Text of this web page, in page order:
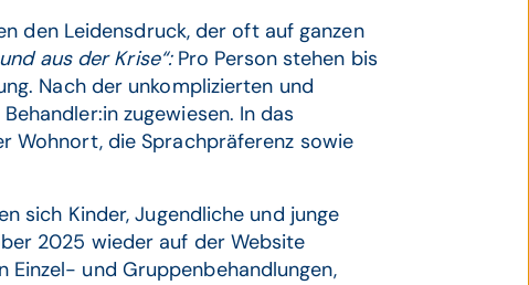
den Leidensdruck, der oft auf ganzen
aus der Krise“:Pro Person stehen bis
Nach der unkomplizierten und
zugewiesen. In das
Wohnort, die Sprachpräferenz sowie
sich Kinder, Jugendliche und junge
2025 wieder auf der Website
Einzel- und Gruppenbehandlungen,